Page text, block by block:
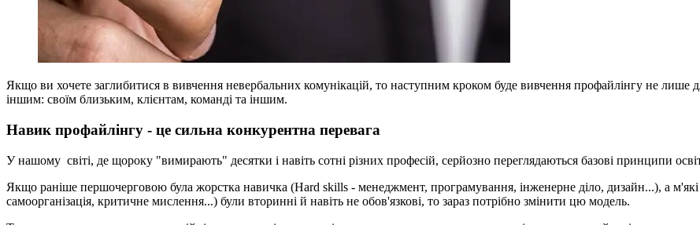
Якщо ви хочете заглибитися в вивчення невербальних комунікацій, то наступним кроком буде вивчення профайлінгу не лише
іншим: своїм близьким, клієнтам, команді та іншим.
Навик профайлінгу - це сильна конкурентна перевага
У нашому світі, де щороку "вимирають" десятки і навіть сотні різних професій, серйозно переглядаються базові принципи
Якщо раніше першочерговою була жорстка навичка (Hard skills - менеджмент, програмування, інженерне діло, дизайн...), а м'які
самоорганізація, критичне мислення...) були вторинні й навіть не обов'язкові, то зараз потрібно змінити цю модель.